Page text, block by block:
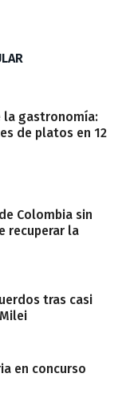
la gastronomía:
de platos en 12
Colombia sin
recuperar la
tras casi
en concurso